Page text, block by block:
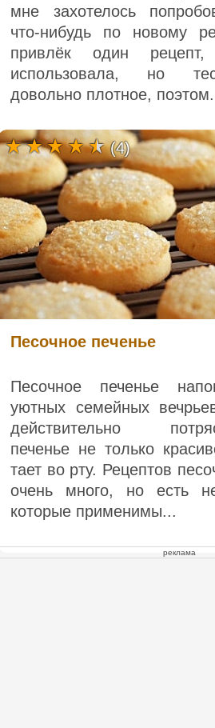
мне захотелось
что-нибудь по новому
привлёк один
использовала, но
довольно плотное,
Песочное печенье
Песочное печенье
уютных семейных
действительно
печенье не только
тает во рту. Рецептов
очень много, но есть
которые применимы...
(4)
реклама